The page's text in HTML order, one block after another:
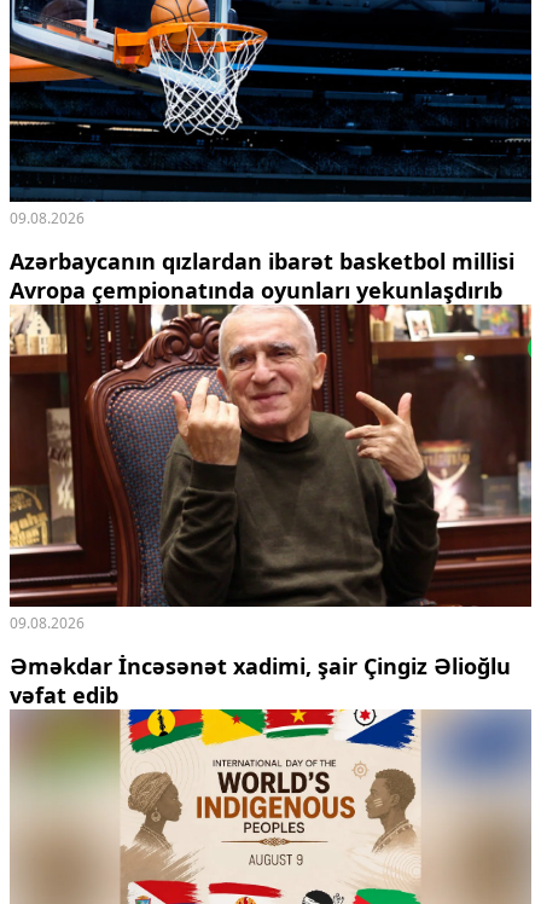
09.08.2026
Azərbaycanın qızlardan ibarət basketbol millisi
Avropa çempionatında oyunları yekunlaşdırıb
09.08.2026
Əməkdar İncəsənət xadimi, şair Çingiz Əlioğlu
vəfat edib